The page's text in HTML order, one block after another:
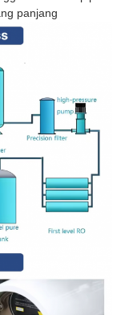
panjang